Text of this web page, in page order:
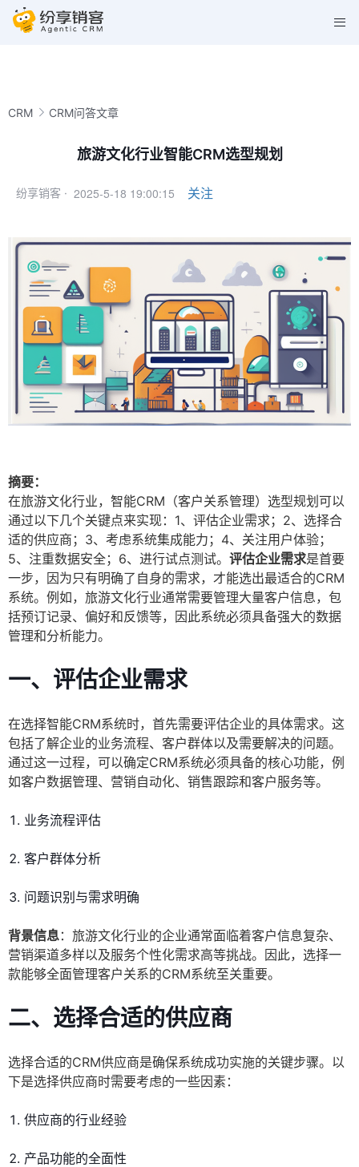
CRM CRM问答文章
旅游文化行业智能CRM选型规划
纷享销客 · 2025-5-18 19:00:15 关注
摘要：
在旅游文化行业，智能CRM（客户关系管理）选型规划可以
通过以下几个关键点来实现：1、评估企业需求；2、选择合
适的供应商；3、考虑系统集成能力；4、关注用户体验；
5、注重数据安全；6、进行试点测试。 评估企业需求是首要
一步，因为只有明确了自身的需求，才能选出最适合的CRM
系统。例如，旅游文化行业通常需要管理大量客户信息，包
括预订记录、偏好和反馈等，因此系统必须具备强大的数据
管理和分析能力。
一、评估企业需求
在选择智能CRM系统时，首先需要评估企业的具体需求。这
包括了解企业的业务流程、客户群体以及需要解决的问题。
通过这一过程，可以确定CRM系统必须具备的核心功能，例
如客户数据管理、营销自动化、销售跟踪和客户服务等。
业务流程评估
客户群体分析
问题识别与需求明确
背景信息：旅游文化行业的企业通常面临着客户信息复杂、
营销渠道多样以及服务个性化需求高等挑战。因此，选择一
款能够全面管理客户关系的CRM系统至关重要。
二、选择合适的供应商
选择合适的CRM供应商是确保系统成功实施的关键步骤。以
下是选择供应商时需要考虑的一些因素：
供应商的行业经验
产品功能的全面性